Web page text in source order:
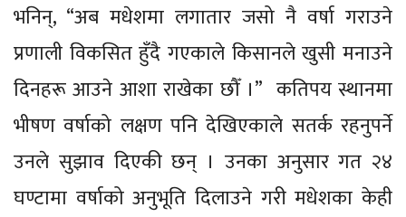
भनिन्, “अब मधेशमा लगातार जसो नै वर्षा गराउने
प्रणाली विकसित हुँदै गएकाले किसानले खुसी मनाउने
दिनहरू आउने आशा राखेका छौँ ।” कतिपय स्थानमा
भीषण वर्षाको लक्षण पनि देखिएकाले सतर्क रहनुपर्ने
उनले सुझाव दिएकी छन् । उनका अनुसार गत २४
घण्टामा वर्षाको अनुभूति दिलाउने गरी मधेशका केही